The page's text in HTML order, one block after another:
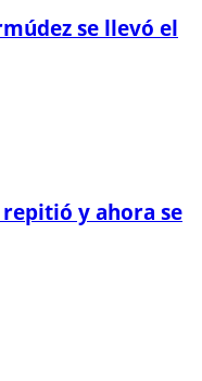
se llevó el
y ahora se